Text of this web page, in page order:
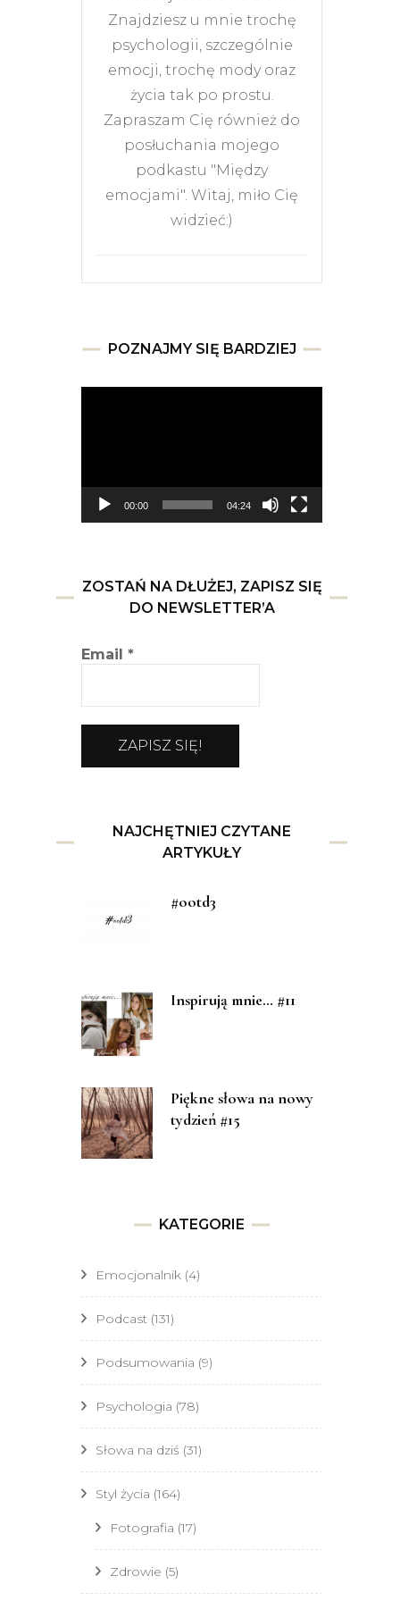
Znajdziesz u mnie trochę
psychologii, szczególnie
emocji, trochę mody oraz
życia tak po prostu.
Zapraszam Cię również do
posłuchania mojego
podkastu "Między
emocjami". Witaj, miło Cię
widzieć:)
POZNAJMY SIĘ BARDZIEJ
00:00 04:24
ZOSTAŃ NA DŁUŻEJ, ZAPISZ SIĘ
DO NEWSLETTER’A
Email *
NAJCHĘTNIEJ CZYTANE
ARTYKUŁY
#ootd3
Inspirują mnie… #11
Piękne słowa na nowy
tydzień #15
KATEGORIE
Emocjonalnik (4)
Podcast (131)
Podsumowania (9)
Psychologia (78)
Słowa na dziś (31)
Styl życia (164)
Fotografia (17)
Zdrowie (5)